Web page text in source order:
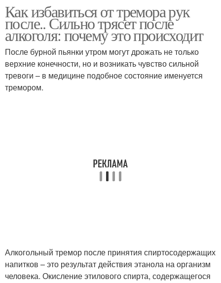
Как избавиться от тремора рук
после.. Сильно трясет после
алкоголя: почему это происходит
После бурной пьянки утром могут дрожать не только
верхние конечности, но и возникать чувство сильной
тревоги – в медицине подобное состояние именуется
тремором.
Алкогольный тремор после принятия спиртосодержащих
напитков – это результат действия этанола на организм
человека. Окисление этилового спирта, содержащегося